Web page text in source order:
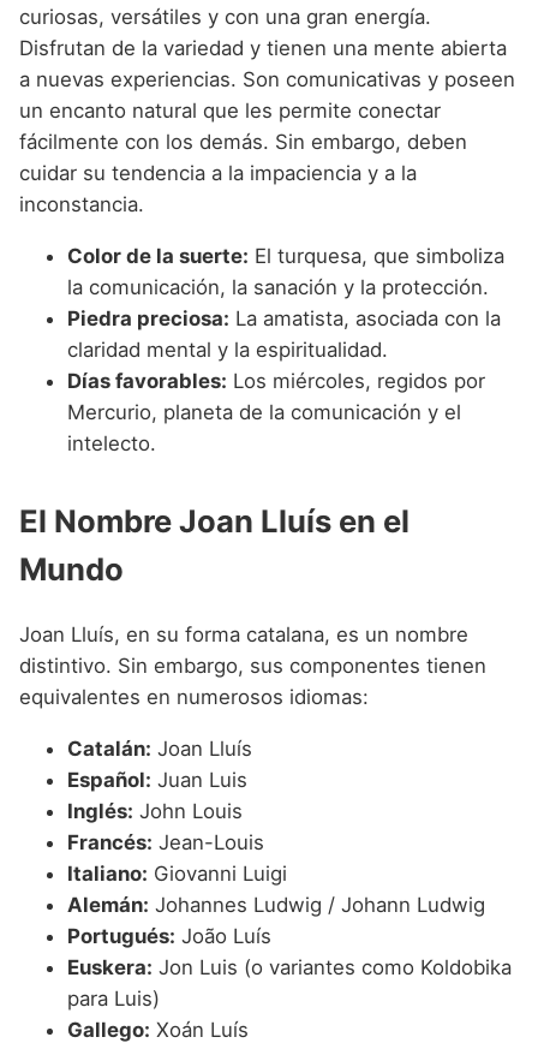
curiosas, versátiles y con una gran energía.
Disfrutan de la variedad y tienen una mente abierta
a nuevas experiencias. Son comunicativas y poseen
un encanto natural que les permite conectar
fácilmente con los demás. Sin embargo, deben
cuidar su tendencia a la impaciencia y a la
inconstancia.
Color de la suerte: El turquesa, que simboliza
la comunicación, la sanación y la protección.
Piedra preciosa: La amatista, asociada con la
claridad mental y la espiritualidad.
Días favorables: Los miércoles, regidos por
Mercurio, planeta de la comunicación y el
intelecto.
El Nombre Joan Lluís en el
Mundo
Joan Lluís, en su forma catalana, es un nombre
distintivo. Sin embargo, sus componentes tienen
equivalentes en numerosos idiomas:
Catalán: Joan Lluís
Español: Juan Luis
Inglés: John Louis
Francés: Jean-Louis
Italiano: Giovanni Luigi
Alemán: Johannes Ludwig / Johann Ludwig
Portugués: João Luís
Euskera: Jon Luis (o variantes como Koldobika
para Luis)
Gallego: Xoán Luís